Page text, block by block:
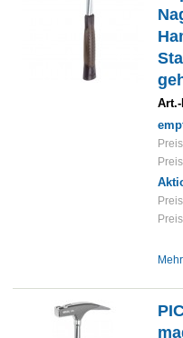
Art.-